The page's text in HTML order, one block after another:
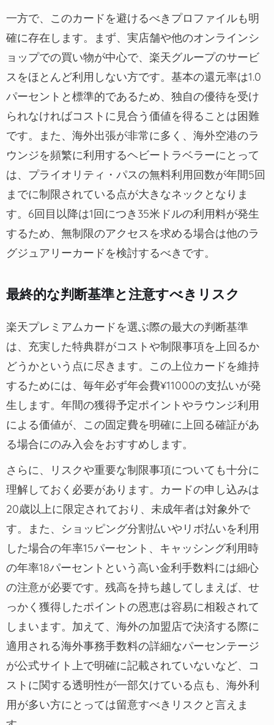
一方で、このカードを避けるべきプロファイルも明
確に存在します。まず、実店舗や他のオンラインシ
ョップでの買い物が中心で、楽天グループのサービ
スをほとんど利用しない方です。基本の還元率は1.0
パーセントと標準的であるため、独自の優待を受け
られなければコストに見合う価値を得ることは困難
です。また、海外出張が非常に多く、海外空港のラ
ウンジを頻繁に利用するヘビートラベラーにとって
は、プライオリティ・パスの無料利用回数が年間5回
までに制限されている点が大きなネックとなりま
す。6回目以降は1回につき35米ドルの利用料が発生
するため、無制限のアクセスを求める場合は他のラ
グジュアリーカードを検討するべきです。
最終的な判断基準と注意すべきリスク
楽天プレミアムカードを選ぶ際の最大の判断基準
は、充実した特典群がコストや制限事項を上回るか
どうかという点に尽きます。この上位カードを維持
するためには、毎年必ず年会費¥11000の支払いが発
生します。年間の獲得予定ポイントやラウンジ利用
による価値が、この固定費を明確に上回る確証があ
る場合にのみ入会をおすすめします。
さらに、リスクや重要な制限事項についても十分に
理解しておく必要があります。カードの申し込みは
20歳以上に限定されており、未成年者は対象外で
す。また、ショッピング分割払いやリボ払いを利用
した場合の年率15パーセント、キャッシング利用時
の年率18パーセントという高い金利手数料には細心
の注意が必要です。残高を持ち越してしまえば、せ
っかく獲得したポイントの恩恵は容易に相殺されて
しまいます。加えて、海外の加盟店で決済する際に
適用される海外事務手数料の詳細なパーセンテージ
が公式サイト上で明確に記載されていないなど、コ
ストに関する透明性が一部欠けている点も、海外利
用が多い方にとっては留意すべきリスクと言えま